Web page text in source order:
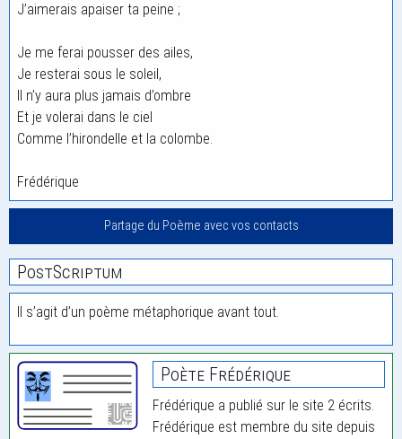
J’aimerais apaiser ta peine ;
Je me ferai pousser des ailes,
Je resterai sous le soleil,
Il n’y aura plus jamais d’ombre
Et je volerai dans le ciel
Comme l’hirondelle et la colombe.
Frédérique
Partage du Poème avec vos contacts
PostScriptum
Il s’agit d’un poème métaphorique avant tout.
Poète Frédérique
Frédérique a publié sur le site 2 écrits.
Frédérique est membre du site depuis